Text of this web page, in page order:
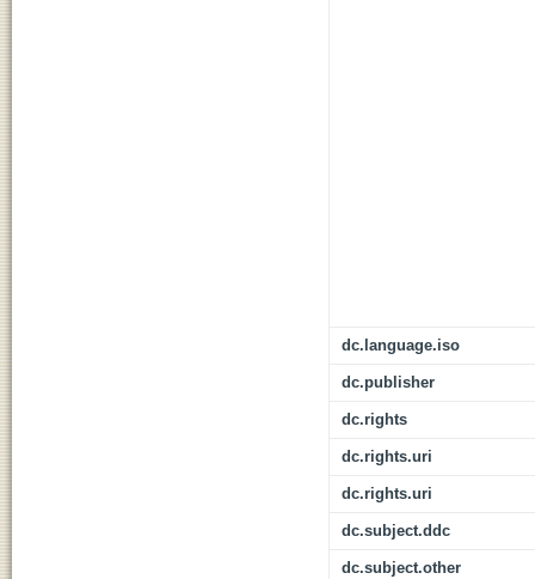
dc.language.iso
dc.publisher
dc.rights
dc.rights.uri
dc.rights.uri
dc.subject.ddc
dc.subject.other